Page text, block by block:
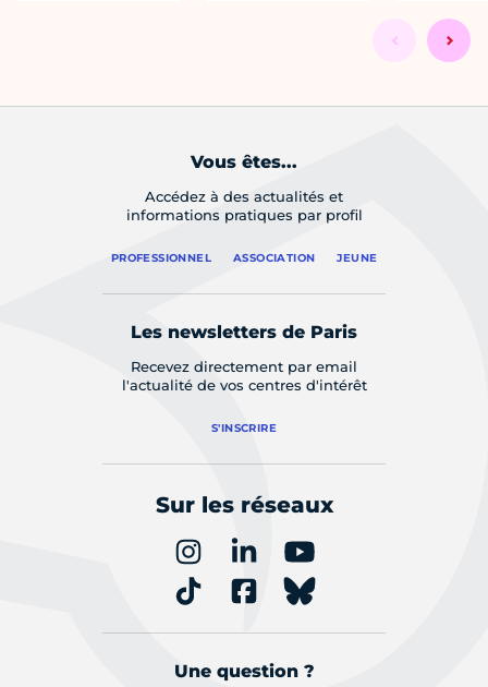
Vous êtes...
Accédez à des actualités et
informations pratiques par profil
PROFESSIONNEL ASSOCIATION JEUNE
Les newsletters de Paris
Recevez directement par email
l'actualité de vos centres d'intérêt
S'INSCRIRE
Sur les réseaux
Une question ?